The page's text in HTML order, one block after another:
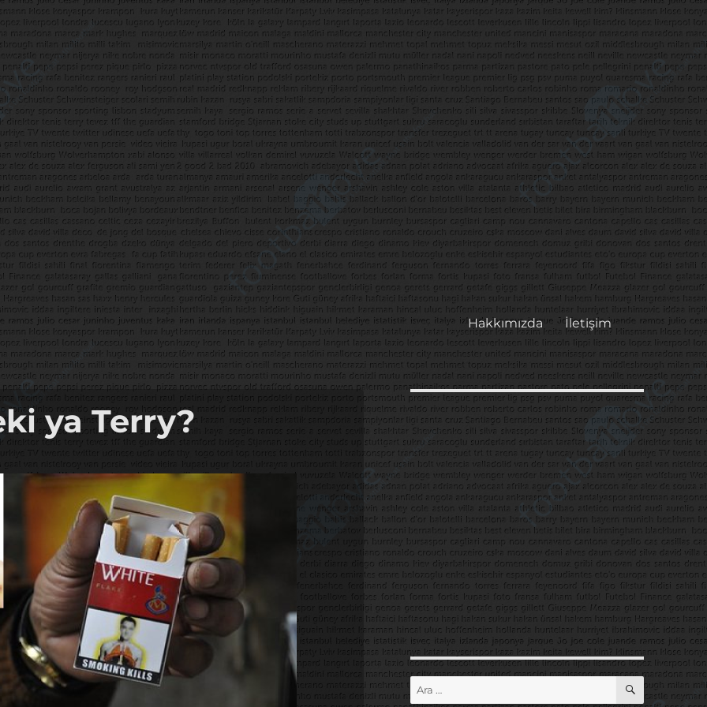
Hakkımızda İletişim
ya Terry?
Ara: ARA